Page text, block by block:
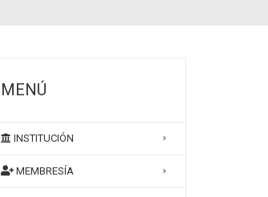
MENÚ
INSTITUCIÓN
MEMBRESÍA